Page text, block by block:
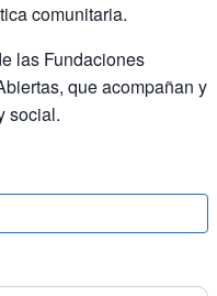
comunitaria.
las Fundaciones
que acompañan y
social.